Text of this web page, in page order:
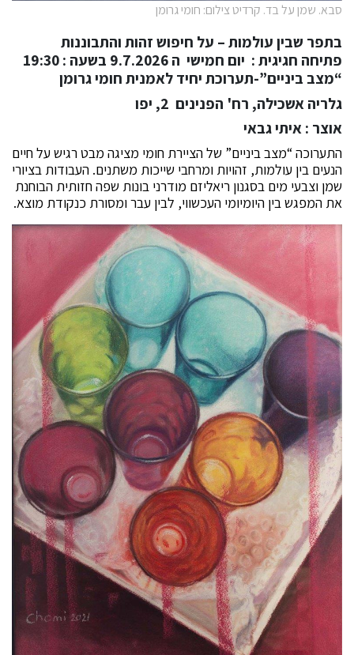
סבא. שמן על בד. קרדיט צילום: חומי גרומן
בתפר שבין עולמות – על חיפוש זהות והתבוננות
פתיחה חגיגית : יום חמישי ה 9.7.2026 בשעה : 19:30
“מצב ביניים”-תערוכת יחיד לאמנית חומי גרומן
גלריה אשכילה, רח' הפנינים 2, יפו
אוצר : איתי גבאי
התערוכה “מצב ביניים” של הציירת חומי מציגה מבט רגיש על חיים
הנעים בין עולמות, זהויות ומרחבי שייכות משתנים. העבודות בציורי
שמן וצבעי מים בסגנון ריאליזם מודרני בונות שפה חזותית הבוחנת
את המפגש בין היומיומי העכשווי, לבין עבר ומסורת כנקודת מוצא.